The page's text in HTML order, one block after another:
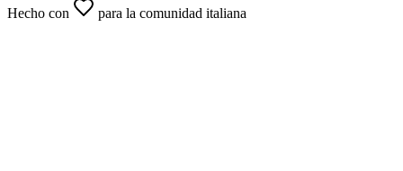
Hecho con para la comunidad italiana